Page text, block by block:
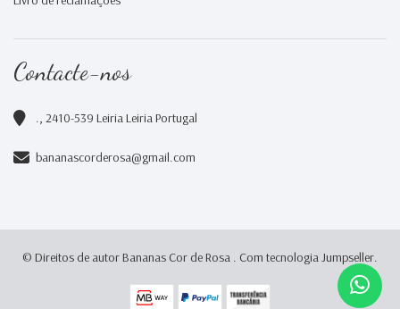
Contacte-nos
., 2410-539 Leiria Leiria Portugal
bananascorderosa@gmail.com
© Direitos de autor Bananas Cor de Rosa . Com tecnologia Jumpseller.